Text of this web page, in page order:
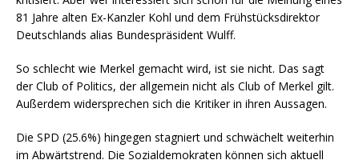
81 Jahre alten Ex-Kanzler Kohl und dem Frühstücksdirektor
Deutschlands alias Bundespräsident Wulff.
So schlecht wie Merkel gemacht wird, ist sie nicht. Das sagt
der Club of Politics, der allgemein nicht als Club of Merkel gilt.
Außerdem widersprechen sich die Kritiker in ihren Aussagen.
Die SPD (25.6%) hingegen stagniert und schwächelt weiterhin
im Abwärtstrend. Die Sozialdemokraten können sich aktuell